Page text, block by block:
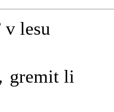
v lesu
gremit li